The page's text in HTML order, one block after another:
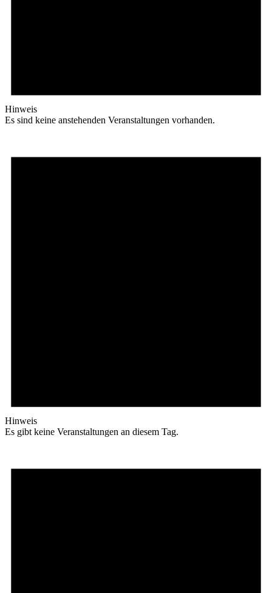
Hinweis
Es sind keine anstehenden Veranstaltungen vorhanden.
Hinweis
Es gibt keine Veranstaltungen an diesem Tag.